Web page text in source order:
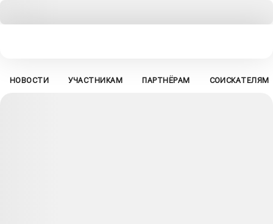
НОВОСТИ УЧАСТНИКАМ ПАРТНЁРАМ СОИСКАТЕЛЯМ